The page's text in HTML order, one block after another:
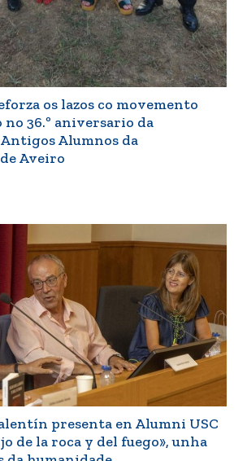
os lazos co movemento
36.º aniversario da
Alumnos da
Aveiro
presenta en Alumni USC
de la roca y del fuego», unha